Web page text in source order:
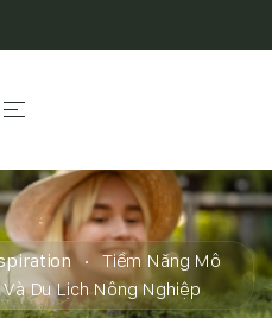
Tiềm Năng Mô
Du Lịch Nông Nghiệp